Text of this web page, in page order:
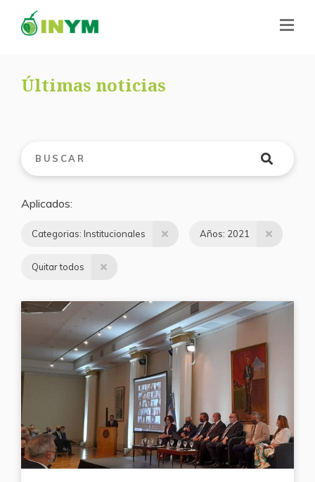
Últimas noticias
Aplicados
Categorias: Institucionales Años: 2021
Quitar todos